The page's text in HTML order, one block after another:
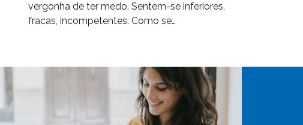
vergonha de ter medo. Sentem-se inferiores,
fracas, incompetentes. Como se…